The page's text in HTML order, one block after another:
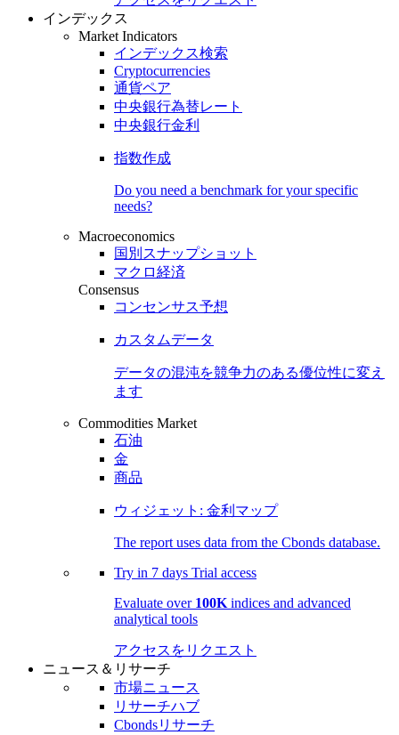
インデックス
Market Indicators
インデックス検索
Cryptocurrencies
通貨ペア
中央銀行為替レート
中央銀行金利
指数作成
Do you need a benchmark for your specific
needs?
Macroeconomics
国別スナップショット
マクロ経済
Consensus
コンセンサス予想
カスタムデータ
データの混沌を競争力のある優位性に変え
ます
Commodities Market
石油
金
商品
ウィジェット: 金利マップ
The report uses data from the Cbonds database.
Try in 7 days Trial access
Evaluate over 100K indices and advanced
analytical tools
アクセスをリクエスト
ニュース＆リサーチ
市場ニュース
リサーチハブ
Cbondsリサーチ